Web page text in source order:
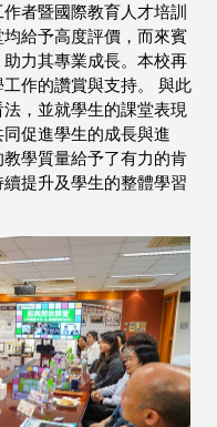
者暨國際教育人才培訓
給予高度評價，而來賓
力其專業成長。本校再
作的讚賞與支持。 與此
，並就學生的課堂表現
促進學生的成長與進
學質量給予了有力的肯
提升及學生的整體學習